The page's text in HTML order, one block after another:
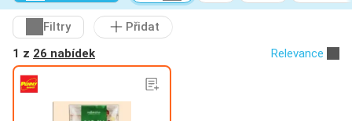
Filtry
Přidat
1 z 26 nabídek Relevance